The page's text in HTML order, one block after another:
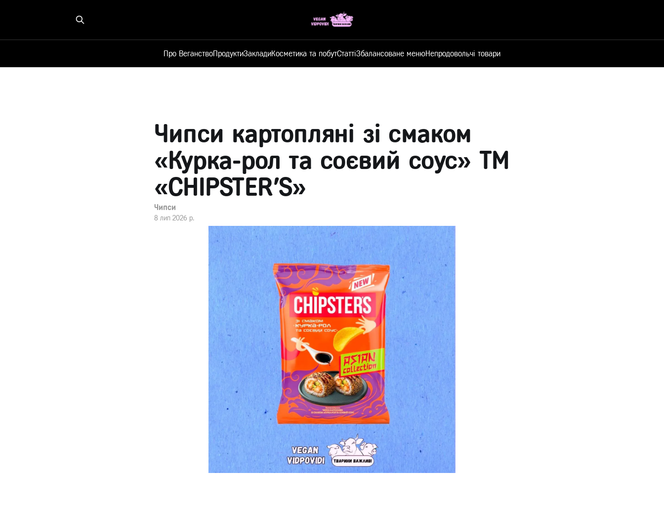
Про ВеганствоПродуктиЗакладиКосметика та побутСтаттіЗбалансоване менюНепродовольчі товари
Чипси картопляні зі смаком
«Курка-рол та соєвий соус» ТМ
«CHIPSTER'S»
Чипси
8 лип 2026 р.